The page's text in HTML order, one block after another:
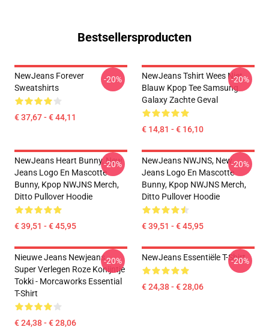
Bestsellersproducten
NewJeans Forever
Sweatshirts
€ 37,67 - € 44,11
-20%
NewJeans Tshirt Wees Niet
Blauw Kpop Tee Samsung
Galaxy Zachte Geval
€ 14,81 - € 16,10
-20%
NewJeans Heart Bunny, New
Jeans Logo En Mascotte
Bunny, Kpop NWJNS Merch,
Ditto Pullover Hoodie
€ 39,51 - € 45,95
-20%
NewJeans NWJNS, New
Jeans Logo En Mascotte
Bunny, Kpop NWJNS Merch,
Ditto Pullover Hoodie
€ 39,51 - € 45,95
-20%
Nieuwe Jeans Newjeans
Super Verlegen Roze Konijntje
Tokki - Morcaworks Essential
T-Shirt
€ 24,38 - € 28,06
-20% NewJeans Essentiële T-Shirt
€ 24,38 - € 28,06
-20%